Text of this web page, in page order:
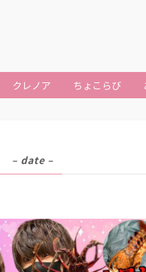
クレノア ちょこらび
– date –